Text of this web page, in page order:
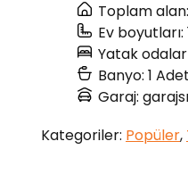
Toplam
Ev boyutları:
Yatak
Banyo: 1 Adet
Garaj:
Kategoriler: Popüler,